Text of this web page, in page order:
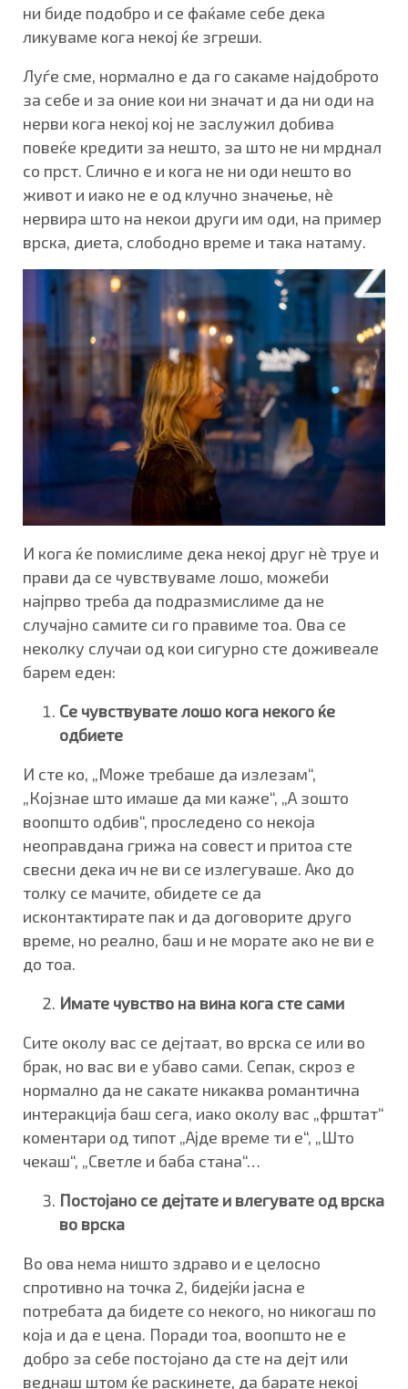
ни биде подобро и се фаќаме себе дека
ликуваме кога некој ќе згреши.
Луѓе сме, нормално е да го сакаме најдоброто
за себе и за оние кои ни значат и да ни оди на
нерви кога некој кој не заслужил добива
повеќе кредити за нешто, за што не ни мрднал
со прст. Слично е и кога не ни оди нешто во
живот и иако не е од клучно значење, нè
нервира што на некои други им оди, на пример
врска, диета, слободно време и така натаму.
И кога ќе помислиме дека некој друг нè труе и
прави да се чувствуваме лошо, можеби
најпрво треба да подразмислиме да не
случајно самите си го правиме тоа. Ова се
неколку случаи од кои сигурно сте доживеале
барем еден:
Се чувствувате лошо кога некого ќе
одбиете
И сте ко, „Може требаше да излезам“,
„Којзнае што имаше да ми каже“, „А зошто
воопшто одбив“, проследено со некоја
неоправдана грижа на совест и притоа сте
свесни дека ич не ви се излегуваше. Ако до
толку се мачите, обидете се да
исконтактирате пак и да договорите друго
време, но реално, баш и не морате ако не ви е
до тоа.
Имате чувство на вина кога сте сами
Сите околу вас се дејтаат, во врска се или во
брак, но вас ви е убаво сами. Сепак, скроз е
нормално да не сакате никаква романтична
интеракција баш сега, иако околу вас „фрштат“
коментари од типот „Ајде време ти е“, „Што
чекаш“, „Светле и баба стана“…
Постојано се дејтате и влегувате од врска
во врска
Во ова нема ништо здраво и е целосно
спротивно на точка 2, бидејќи јасна е
потребата да бидете со некого, но никогаш по
која и да е цена. Поради тоа, воопшто не е
добро за себе постојано да сте на дејт или
веднаш штом ќе раскинете, да барате некој